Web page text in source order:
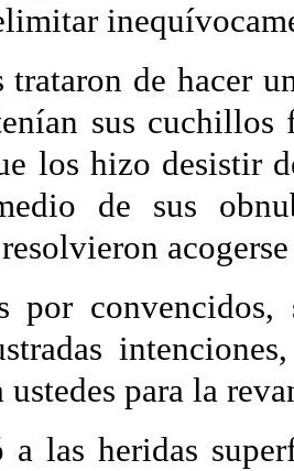
trataron de hacer
sus cuchillos
los hizo desistir
de sus
por
ustedes para la
a las heridas